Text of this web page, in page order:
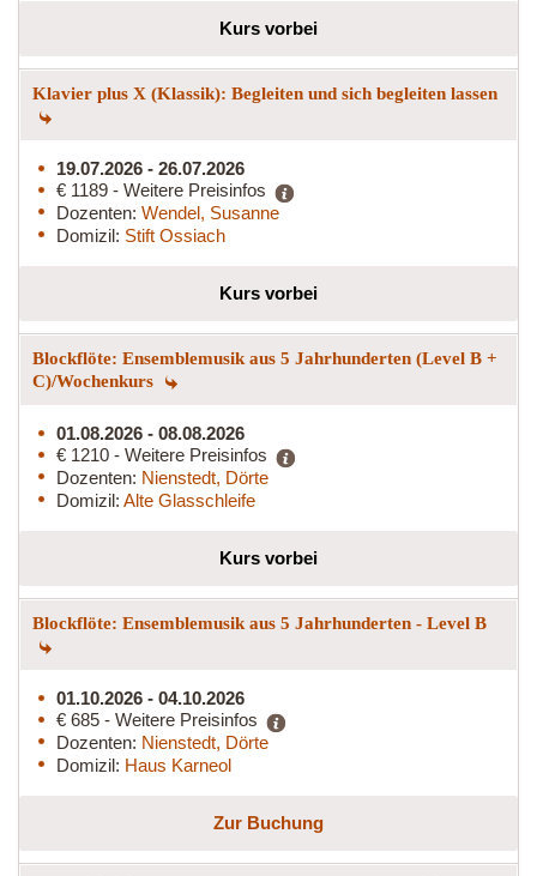
Kurs vorbei
Klavier plus X (Klassik): Begleiten und sich begleiten lassen
19.07.2026 - 26.07.2026
€ 1189 - Weitere Preisinfos
Dozenten: Wendel, Susanne
Domizil: Stift Ossiach
Kurs vorbei
Blockflöte: Ensemblemusik aus 5 Jahrhunderten (Level B +
C)/Wochenkurs
01.08.2026 - 08.08.2026
€ 1210 - Weitere Preisinfos
Dozenten: Nienstedt, Dörte
Domizil: Alte Glasschleife
Kurs vorbei
Blockflöte: Ensemblemusik aus 5 Jahrhunderten - Level B
01.10.2026 - 04.10.2026
€ 685 - Weitere Preisinfos
Dozenten: Nienstedt, Dörte
Domizil: Haus Karneol
Zur Buchung